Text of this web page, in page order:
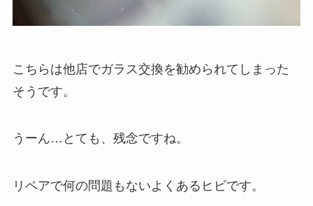
こちらは他店でガラス交換を勧められてしまった
そうです。
うーん…とても、残念ですね。
リペアで何の問題もないよくあるヒビです。